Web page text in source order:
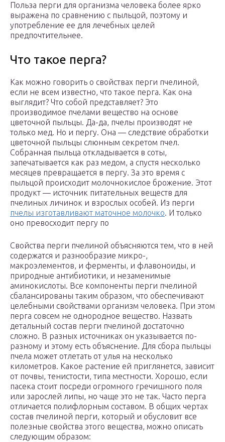
Польза перги для организма человека более ярко
выражена по сравнению с пыльцой, поэтому и
употребление ее для лечебных целей
предпочтительнее.
Что такое перга?
Как можно говорить о свойствах перги пчелиной,
если не всем известно, что такое перга. Как она
выглядит? Что собой представляет? Это
производимое пчелами вещество на основе
цветочной пыльцы. Да-да, пчелы производят не
только мед. Но и пергу. Она — следствие обработки
цветочной пыльцы слюнным секретом пчел.
Собранная пыльца откладывается в соты,
запечатывается как раз медом, а спустя несколько
месяцев превращается в пергу. За это время с
пыльцой происходит молочнокислое брожение. Этот
продукт — источник питательных веществ для
пчелиных личинок и взрослых особей. Из перги
пчелы изготавливают маточное молочко. И только
оно превосходит пергу по
Свойства перги пчелиной объясняются тем, что в ней
содержатся и разнообразие микро-,
макроэлементов, и ферменты, и флавоноиды, и
природные антибиотики, и незаменимые
аминокислоты. Все компоненты перги пчелиной
сбалансированы таким образом, что обеспечивают
целебными свойствами организм человека. При этом
перга совсем не однородное вещество. Назвать
детальный состав перги пчелиной достаточно
сложно. В разных источниках он указывается по-
разному и этому есть объяснение. Для сбора пыльцы
пчела может отлетать от улья на несколько
километров. Какое растение ей приглянется, зависит
от почвы, тенистости, типа местности. Хорошо, если
пасека стоит посреди огромного гречишного поля
или зарослей липы, но чаще это не так. Часто перга
отличается полифлорным составом. В общих чертах
состав пчелиной перги, который и обусловит все
полезные свойства этого вещества, можно описать
следующим образом: